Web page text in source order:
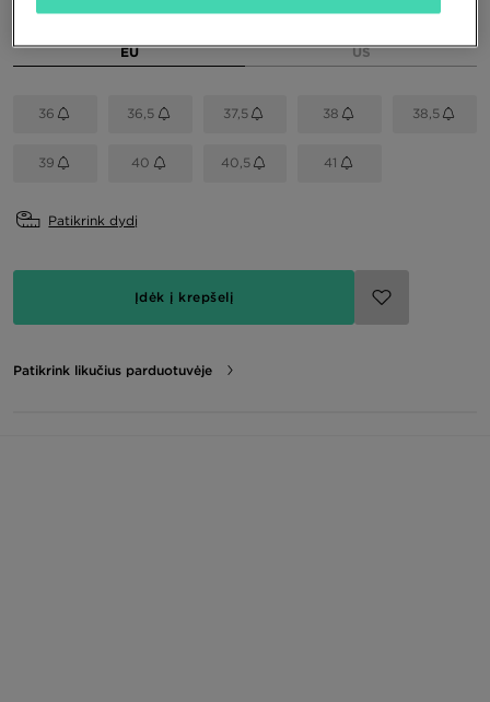
Pasirink dydį
EU US
36 36,5 37,5 38 38,5
39 40 40,5 41
Patikrink dydį
Įdėk į krepšelį
Patikrink likučius parduotuvėje